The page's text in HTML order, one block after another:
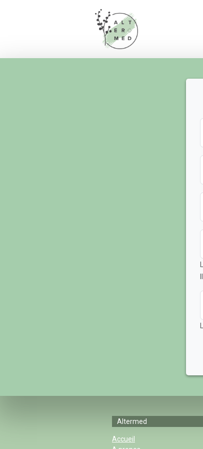
Altermed
Accueil